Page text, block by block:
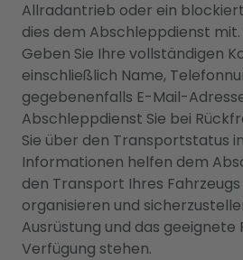
Allradantrieb oder ein
dies dem Abschleppdienst
Geben Sie Ihre vollständigen
einschließlich Name,
gegebenenfalls E-Mail-
Abschleppdienst Sie bei
Sie über den Transportstatus
Informationen helfen dem
den Transport Ihres
organisieren und
Ausrüstung und das geeignete
Verfügung stehen.